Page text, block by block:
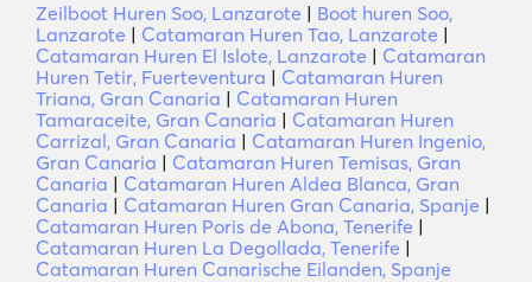
Zeilboot Huren Soo, Lanzarote | Boot huren Soo,
Lanzarote | Catamaran Huren Tao, Lanzarote |
Catamaran Huren El Islote, Lanzarote | Catamaran
Huren Tetir, Fuerteventura | Catamaran Huren
Triana, Gran Canaria | Catamaran Huren
Tamaraceite, Gran Canaria | Catamaran Huren
Carrizal, Gran Canaria | Catamaran Huren Ingenio,
Gran Canaria | Catamaran Huren Temisas, Gran
Canaria | Catamaran Huren Aldea Blanca, Gran
Canaria | Catamaran Huren Gran Canaria, Spanje |
Catamaran Huren Poris de Abona, Tenerife |
Catamaran Huren La Degollada, Tenerife |
Catamaran Huren Canarische Eilanden, Spanje